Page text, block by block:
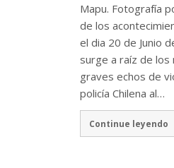
Mapu. Fotografía
de los
el dia 20 de Junio
surge a raíz de
graves echos de
policía Chilena al…
Continue leyendo